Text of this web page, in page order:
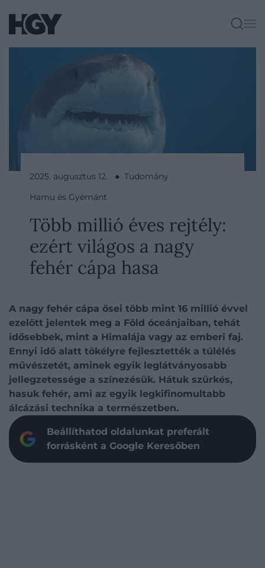
2025. augusztus 12. ● Tudomány
Hamu és Gyémánt
Több millió éves rejtély:
ezért világos a nagy
fehér cápa hasa
A nagy fehér cápa ősei több mint 16 millió évvel
ezelőtt jelentek meg a Föld óceánjaiban, tehát
idősebbek, mint a Himalája vagy az emberi faj.
Ennyi idő alatt tökélyre fejlesztették a túlélés
művészetét, aminek egyik leglátványosabb
jellegzetessége a színezésük. Hátuk szürkés,
hasuk fehér, ami az egyik legkifinomultabb
álcázási technika a természetben.
Beállíthatod oldalunkat preferált
forrásként a Google Keresőben